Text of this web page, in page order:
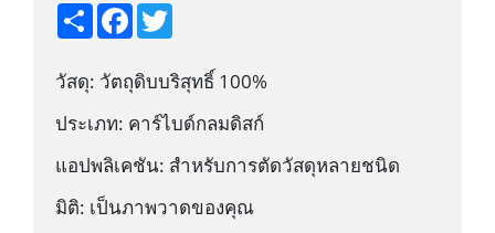
S
h
e
F
b
o
o
k
T
t
r
วัสดุ: วัตถุดิบบริสุทธิ์ 100%
ประเภท: คาร์ไบด์กลมดิสก์
แอปพลิเคชัน: สำหรับการตัดวัสดุหลายชนิด
มิติ: เป็นภาพวาดของคุณ